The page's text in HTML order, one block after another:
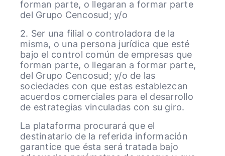
forman parte, o llegaran a formar parte
del Grupo Cencosud; y/o
2. Ser una filial o controladora de la
misma, o una persona jurídica que esté
bajo el control común de empresas que
forman parte, o llegaran a formar parte,
del Grupo Cencosud; y/o de las
sociedades con que estas establezcan
acuerdos comerciales para el desarrollo
de estrategias vinculadas con su giro.
La plataforma procurará que el
destinatario de la referida información
garantice que ésta será tratada bajo